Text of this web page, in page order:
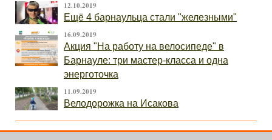
12.10.2019
Ещё 4 барнаульца стали "железными"
16.09.2019
Акция "На работу на велосипеде" в
Барнауле: три мастер-класса и одна
энерготочка
11.09.2019
Велодорожка на Исакова